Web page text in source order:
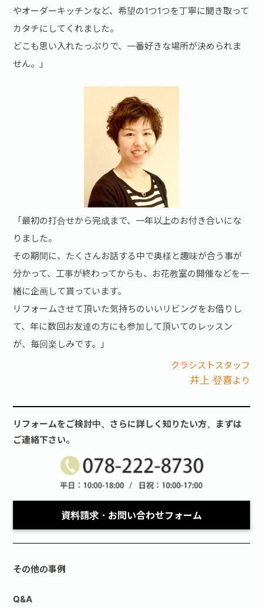
やオーダーキッチンなど、希望の1つ1つを丁寧に聞き取って
カタチにしてくれました。
どこも思い入れたっぷりで、一番好きな場所が決められま
せん。」
「最初の打合せから完成まで、一年以上のお付き合いにな
りました。
その期間に、たくさんお話する中で奥様と趣味が合う事が
分かって、工事が終わってからも、お花教室の開催などを一
緒に企画して貰っています。
リフォームさせて頂いた気持ちのいいリビングをお借りし
て、年に数回お友達の方にも参加して頂いてのレッスン
が、毎回楽しみです。」
クラシストスタッフ
井上 登喜より
リフォームをご検討中、さらに詳しく知りたい方、まずは
ご連絡下さい。
資料請求・お問い合わせフォーム
その他の事例
Q&A